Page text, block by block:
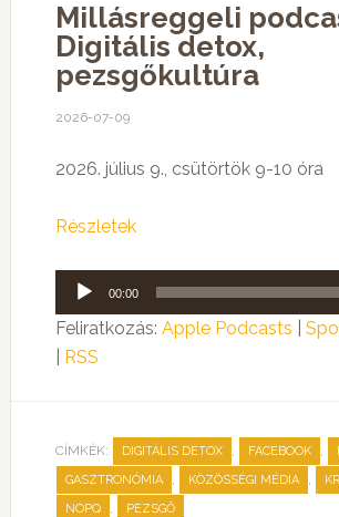
Millásreggeli
Digitális detox,
pezsgőkultúra
2026-07-09
2026. július 9., csütörtök 9-10 óra
Részletek
Audió
lejátszó
00:00
Feliratkozás: Apple Podcasts
RSS
CÍMKÉK: DIGITÁLIS DETOX , FACEBOOK ,
GASZTRONÓMIA , KÖZÖSSÉGI MÉDIA ,
NOPQ , PEZSGŐ